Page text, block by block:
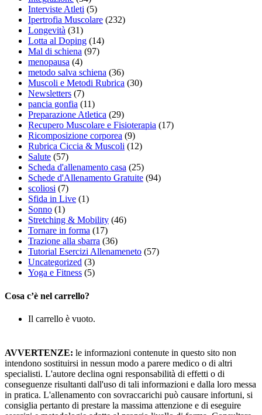
Interviste Atleti (5)
Ipertrofia Muscolare (232)
Longevità (31)
Lotta al Doping (14)
Mal di schiena (97)
menopausa (4)
metodo salva schiena (36)
Muscoli e Metodi Rubrica (30)
Newsletters (7)
pancia gonfia (11)
Preparazione Atletica (29)
Recupero Muscolare e Fisioterapia (17)
Ricomposizione corporea (9)
Rubrica Ciccia & Muscoli (12)
Salute (57)
Scheda d'allenamento casa (25)
Schede d'Allenamento Gratuite (94)
scoliosi (7)
Sfida in Live (1)
Sonno (1)
Stretching & Mobility (46)
Tornare in forma (17)
Trazione alla sbarra (36)
Tutorial Esercizi Allenameneto (57)
Uncategorized (3)
Yoga e Fitness (5)
Cosa c’è nel carrello?
Il carrello è vuoto.
AVVERTENZE: le informazioni contenute in questo sito non
intendono sostituirsi in nessun modo a parere medico o di altri
specialisti. L'autore declina ogni responsabilità di effetti o di
conseguenze risultanti dall'uso di tali informazioni e dalla loro messa
in pratica. L'allenamento con sovraccarichi può causare infortuni, si
consiglia pertanto di prestare la massima attenzione e di eseguire